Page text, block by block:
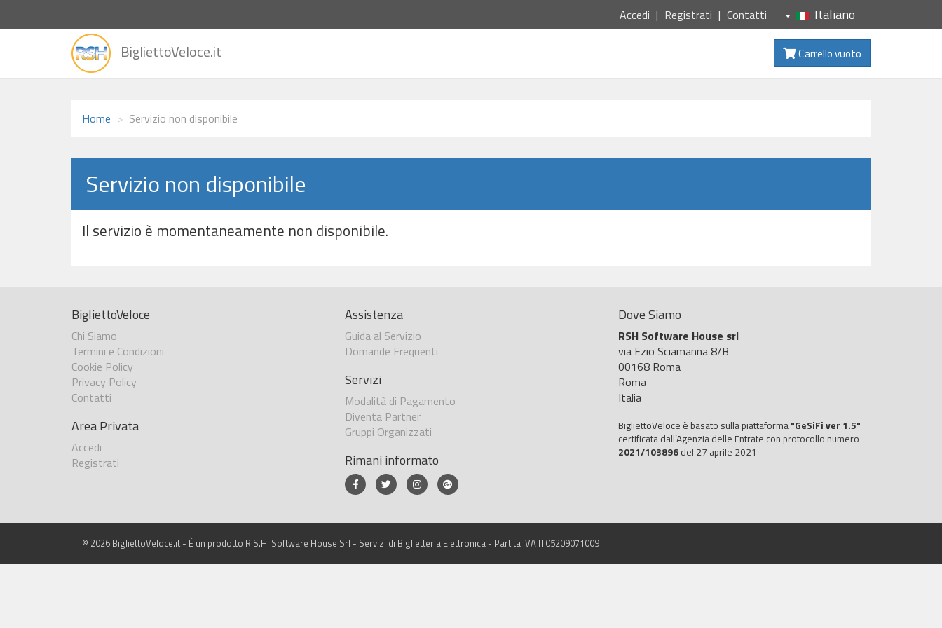
Accedi Registrati Contatti Italiano
alla
BigliettoVeloce.it Carrello vuoto
Home Servizio non disponibile
Servizio non disponibile
Il servizio è momentaneamente non disponibile.
BigliettoVeloce
Chi Siamo
Termini e Condizioni
Cookie Policy
Privacy Policy
Contatti
Area Privata
Accedi
Registrati
Assistenza
Guida al Servizio
Domande Frequenti
Servizi
Modalità di Pagamento
Diventa Partner
Gruppi Organizzati
Rimani informato
Dove Siamo
RSH Software House srl
via Ezio Sciamanna 8/B
00168 Roma
Roma
Italia
BigliettoVeloce è basato sulla piattaforma "GeSiFi ver 1.5"
certificata dall’Agenzia delle Entrate con protocollo numero
2021/103896 del 27 aprile 2021
© 2026 BigliettoVeloce.it - È un prodotto R.S.H. Software House Srl - Servizi di Biglietteria Elettronica - Partita IVA IT05209071009